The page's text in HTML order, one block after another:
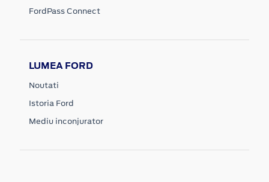
FordPass Connect
LUMEA FORD
Noutati
Istoria Ford
Mediu inconjurator